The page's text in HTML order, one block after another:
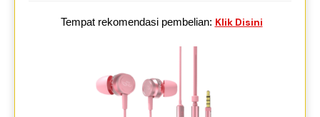
Tempat rekomendasi pembelian: Klik Disini